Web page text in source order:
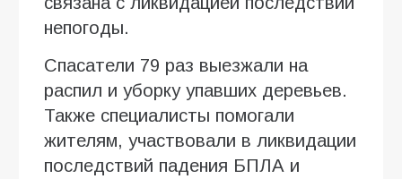
непогоды.
Спасатели 79 раз выезжали на
распил и уборку упавших деревьев.
Также специалисты помогали
жителям, участвовали в ликвидации
последствий падения БПЛА и